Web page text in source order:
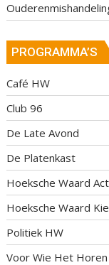
PROGRAMMA’S
Café HW
Club 96
De Late Avond
De Platenkast
Hoeksche Waard
Hoeksche Waard
Politiek HW
Voor Wie Het Horen